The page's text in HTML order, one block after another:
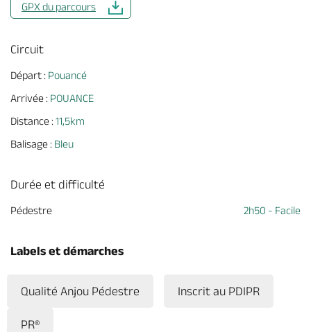
GPX du parcours
Circuit
Départ : Pouancé
Arrivée : POUANCE
Distance :11,5km
Balisage : Bleu
Durée et difficulté
Pédestre 2h50 - Facile
Labels et démarches
Qualité Anjou Pédestre Inscrit au PDIPR
PR®